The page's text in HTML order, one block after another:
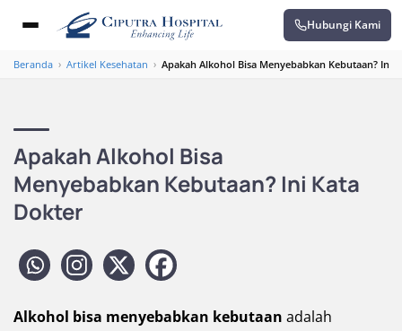
Hubungi Kami
Beranda › Artikel Kesehatan › Apakah Alkohol Bisa Menyebabkan Kebutaan? Ini
Apakah Alkohol Bisa
Menyebabkan Kebutaan? Ini Kata
Dokter
Alkohol bisa menyebabkan kebutaan adalah